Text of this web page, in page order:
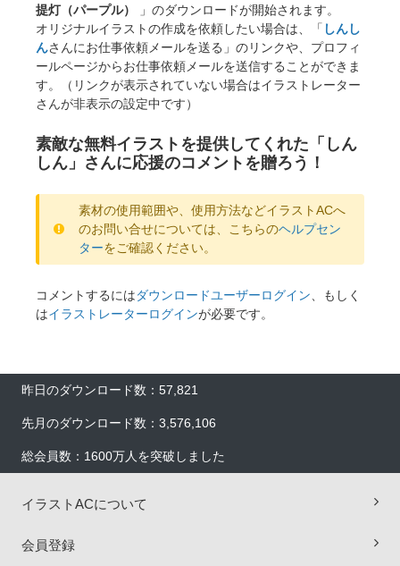
提灯（パープル）
」のダウンロードが開始されます。
オリジナルイラストの作成を依頼したい場合は、「 しんし
んさんにお仕事依頼メールを送る」のリンクや、プロフィ
ールページからお仕事依頼メールを送信することができま
す。（リンクが表示されていない場合はイラストレーター
さんが非表示の設定中です）
素敵な無料イラストを提供してくれた「しん
しん」さんに応援のコメントを贈ろう！
素材の使用範囲や、使用方法などイラストACへ
のお問い合せについては、こちらのヘルプセン
ターをご確認ください。
コメントするにはダウンロードユーザーログイン 、もしく
はイラストレーターログインが必要です。
昨日のダウンロード数：57,821
先月のダウンロード数：3,576,106
総会員数：1600万人を突破しました
イラストACについて
会員登録